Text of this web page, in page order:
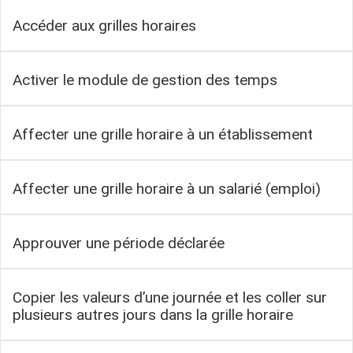
Accéder aux grilles horaires
Activer le module de gestion des temps
Affecter une grille horaire à un établissement
Affecter une grille horaire à un salarié (emploi)
Approuver une période déclarée
Copier les valeurs d’une journée et les coller sur
plusieurs autres jours dans la grille horaire